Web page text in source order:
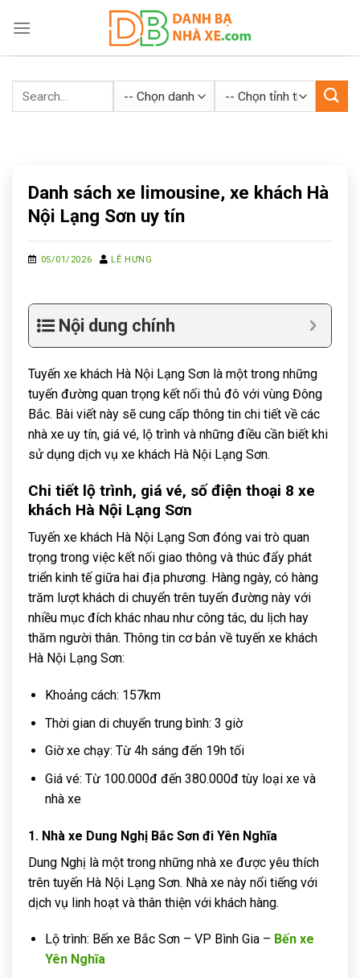
Danh sách xe limousine, xe khách Hà
Nội Lạng Sơn uy tín
05/01/2026 LÊ HƯNG
Nội dung chính
Tuyến xe khách Hà Nội Lạng Sơn là một trong những
tuyến đường quan trọng kết nối thủ đô với vùng Đông
Bắc. Bài viết này sẽ cung cấp thông tin chi tiết về các
nhà xe uy tín, giá vé, lộ trình và những điều cần biết khi
sử dụng dịch vụ xe khách Hà Nội Lạng Sơn.
Chi tiết lộ trình, giá vé, số điện thoại 8 xe
khách Hà Nội Lạng Sơn
Tuyến xe khách Hà Nội Lạng Sơn đóng vai trò quan
trọng trong việc kết nối giao thông và thúc đẩy phát
triển kinh tế giữa hai địa phương. Hàng ngày, có hàng
trăm lượt khách di chuyển trên tuyến đường này với
nhiều mục đích khác nhau như công tác, du lịch hay
thăm người thân. Thông tin cơ bản về tuyến xe khách
Hà Nội Lạng Sơn:
Khoảng cách: 157km
Thời gian di chuyển trung bình: 3 giờ
Giờ xe chạy: Từ 4h sáng đến 19h tối
Giá vé: Từ 100.000đ đến 380.000đ tùy loại xe và
nhà xe
1. Nhà xe Dung Nghị Bắc Sơn đi Yên Nghĩa
Dung Nghị là một trong những nhà xe được yêu thích
trên tuyến Hà Nội Lạng Sơn. Nhà xe này nổi tiếng với
dịch vụ linh hoạt và thân thiện với khách hàng.
Lộ trình: Bến xe Bắc Sơn – VP Bình Gia – Bến xe
Yên Nghĩa